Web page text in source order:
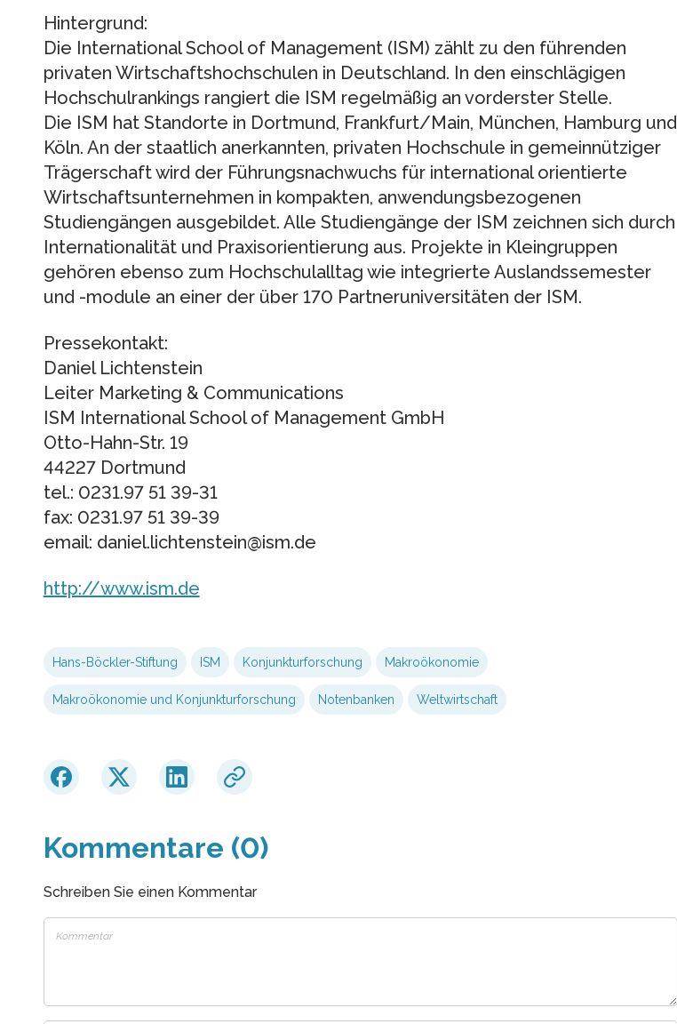
Hintergrund:
Die International School of Management (ISM) zählt zu den führenden
privaten Wirtschaftshochschulen in Deutschland. In den einschlägigen
Hochschulrankings rangiert die ISM regelmäßig an vorderster Stelle.
Die ISM hat Standorte in Dortmund, Frankfurt/Main, München, Hamburg und
Köln. An der staatlich anerkannten, privaten Hochschule in gemeinnütziger
Trägerschaft wird der Führungsnachwuchs für international orientierte
Wirtschaftsunternehmen in kompakten, anwendungsbezogenen
Studiengängen ausgebildet. Alle Studiengänge der ISM zeichnen sich durch
Internationalität und Praxisorientierung aus. Projekte in Kleingruppen
gehören ebenso zum Hochschulalltag wie integrierte Auslandssemester
und -module an einer der über 170 Partneruniversitäten der ISM.
Pressekontakt:
Daniel Lichtenstein
Leiter Marketing & Communications
ISM International School of Management GmbH
Otto-Hahn-Str. 19
44227 Dortmund
tel.: 0231.97 51 39-31
fax: 0231.97 51 39-39
email: daniel.lichtenstein@ism.de
http://www.ism.de
Hans-Böckler-Stiftung ISM Konjunkturforschung Makroökonomie
Makroökonomie und Konjunkturforschung Notenbanken Weltwirtschaft
Kommentare (0)
Schreiben Sie einen Kommentar